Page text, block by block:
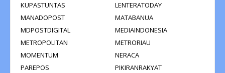
KUPASTUNTAS
LENTERATODAY
MANADOPOST
MATABANUA
MDPOSTDIGITAL
MEDIAINDONESIA
METROPOLITAN
METRORIAU
MOMENTUM
NERACA
PAREPOS
PIKIRANRAKYAT